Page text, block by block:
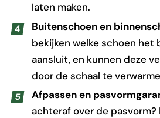
laten maken.
Buitenschoen en
bekijken welke schoen het
aansluit, en kunnen deze
door de schaal te
Afpassen en
achteraf over de pasvorm?